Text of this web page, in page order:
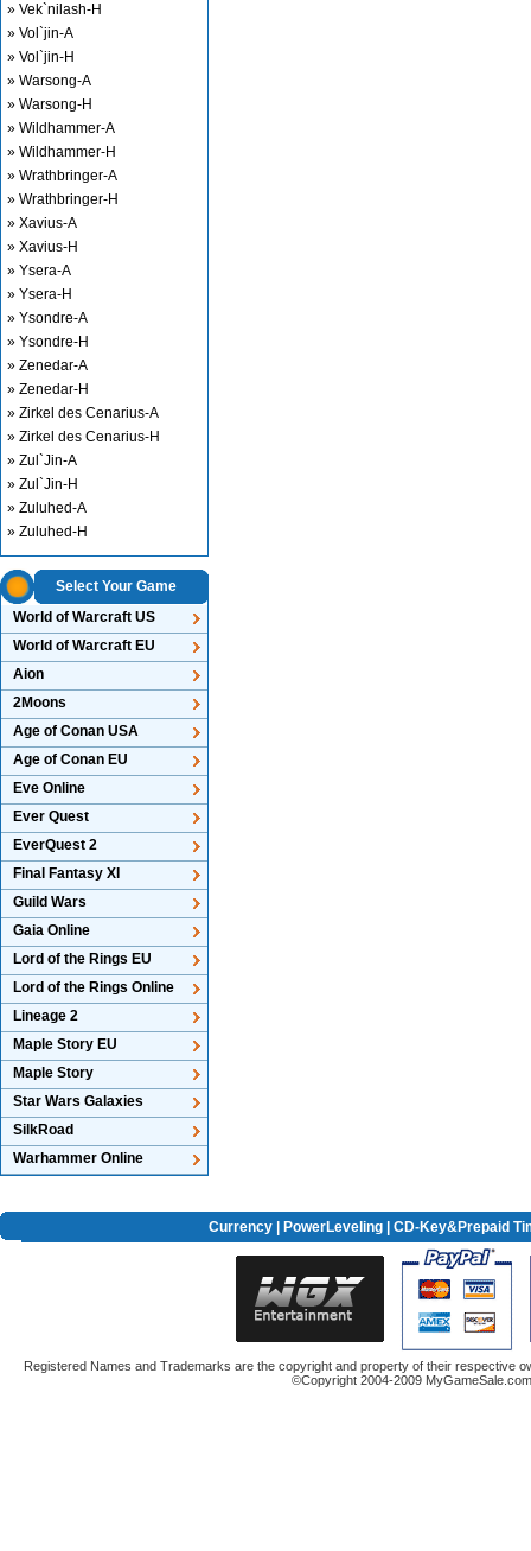
» Vek`nilash-H
» Vol`jin-A
» Vol`jin-H
» Warsong-A
» Warsong-H
» Wildhammer-A
» Wildhammer-H
» Wrathbringer-A
» Wrathbringer-H
» Xavius-A
» Xavius-H
» Ysera-A
» Ysera-H
» Ysondre-A
» Ysondre-H
» Zenedar-A
» Zenedar-H
» Zirkel des Cenarius-A
» Zirkel des Cenarius-H
» Zul`Jin-A
» Zul`Jin-H
» Zuluhed-A
» Zuluhed-H
Select Your Game
World of Warcraft US
World of Warcraft EU
Aion
2Moons
Age of Conan USA
Age of Conan EU
Eve Online
Ever Quest
EverQuest 2
Final Fantasy XI
Guild Wars
Gaia Online
Lord of the Rings EU
Lord of the Rings Online
Lineage 2
Maple Story EU
Maple Story
Star Wars Galaxies
SilkRoad
Warhammer Online
Currency| PowerLeveling| CD-Key&Prepaid
Registered Names and Trademarks are the copyright and property of their respective
©Copyright 2004-2009